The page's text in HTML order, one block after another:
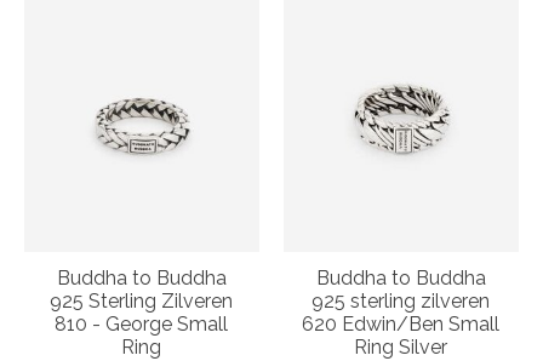
Buddha to Buddha
925 Sterling Zilveren
810 - George Small
Ring
Buddha to Buddha
925 sterling zilveren
620 Edwin/Ben Small
Ring Silver